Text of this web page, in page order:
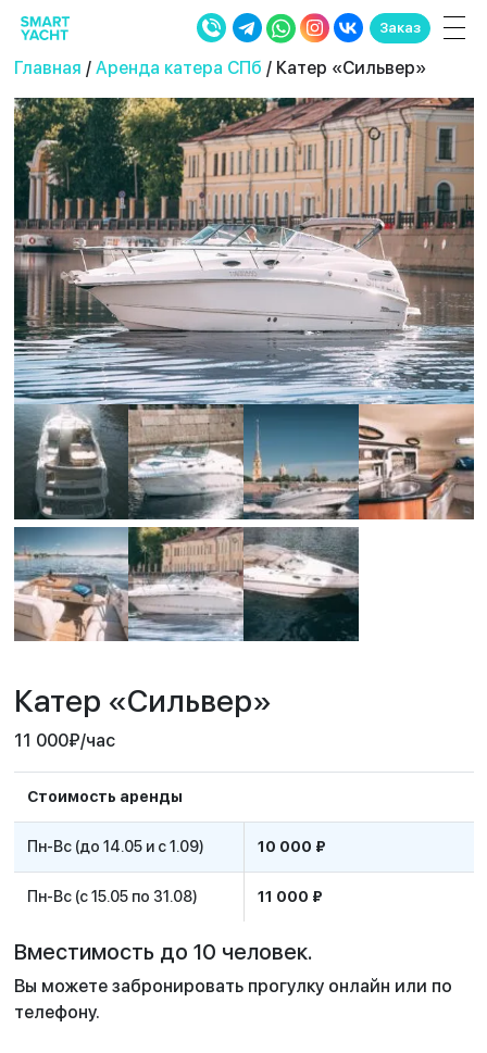
Заказ
Главная / Аренда катера СПб / Катер «Сильвер»
Катер «Сильвер»
11 000₽/час
Стоимость аренды
Пн-Вс (до 14.05 и с 1.09) 10 000 ₽
Пн-Вс (с 15.05 по 31.08) 11 000 ₽
Вместимость до 10 человек.
Вы можете забронировать прогулку онлайн или по
телефону.